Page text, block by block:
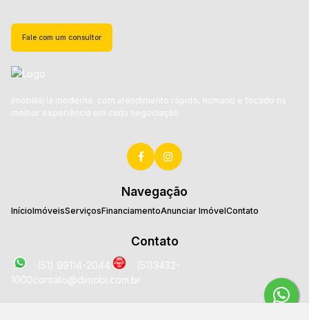
Fale com um consultor
Imobiliária moderna, com atendimento rápido, humano e focado na
melhor experiência em cada negociação.
Navegação
InícioImóveisServiçosFinanciamentoAnunciar ImóvelContato
Contato
(51) 99114-2044
(51)3432-
1000contato@dimobi.com.br